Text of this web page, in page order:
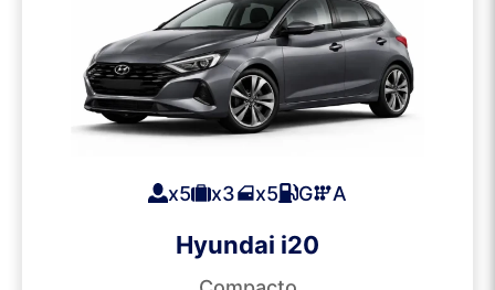
x5 x3 x5 G A
Hyundai i20